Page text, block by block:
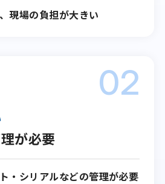
現場の負担が大きい
02
が必要
・シリアルなどの管理が必要